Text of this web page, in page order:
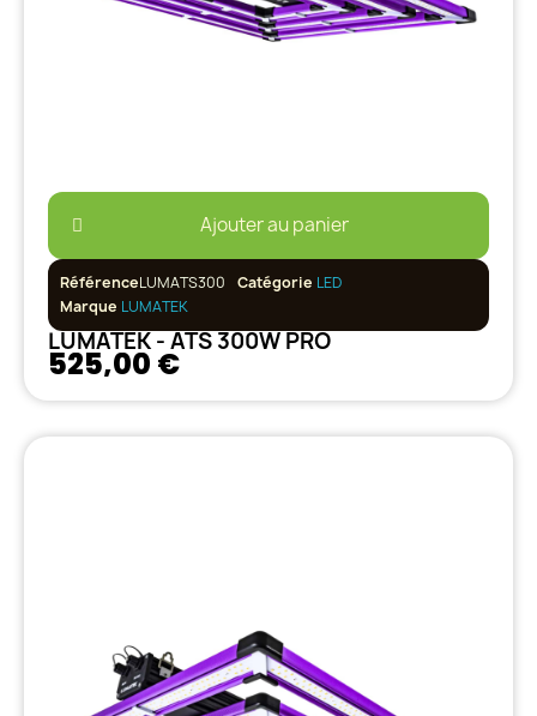
Ajouter au panier
RéférenceLUMATS300 Catégorie LED
Marque LUMATEK
LUMATEK - ATS 300W PRO
525,00 €